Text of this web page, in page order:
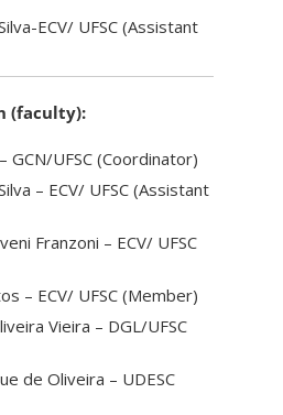
ECV/ UFSC (Assistant
(faculty):
GCN/UFSC (Coordinator)
– ECV/ UFSC (Assistant
Franzoni – ECV/ UFSC
– ECV/ UFSC (Member)
Vieira – DGL/UFSC
de Oliveira – UDESC